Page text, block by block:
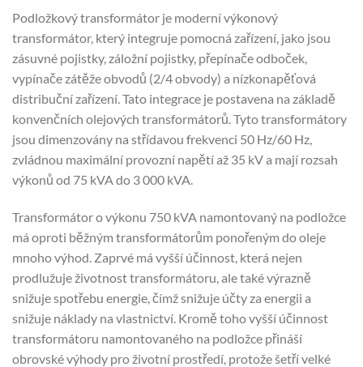
Podložkový transformátor je moderní výkonový
transformátor, který integruje pomocná zařízení, jako jsou
zásuvné pojistky, záložní pojistky, přepínače odboček,
vypínače zátěže obvodů (2/4 obvody) a nízkonapěťová
distribuční zařízení. Tato integrace je postavena na základě
konvenčních olejových transformátorů. Tyto transformátory
jsou dimenzovány na střídavou frekvenci 50 Hz/60 Hz,
zvládnou maximální provozní napětí až 35 kV a mají rozsah
výkonů od 75 kVA do 3 000 kVA.
Transformátor o výkonu 750 kVA namontovaný na podložce
má oproti běžným transformátorům ponořeným do oleje
mnoho výhod. Zaprvé má vyšší účinnost, která nejen
prodlužuje životnost transformátoru, ale také výrazně
snižuje spotřebu energie, čímž snižuje účty za energii a
snižuje náklady na vlastnictví. Kromě toho vyšší účinnost
transformátoru namontovaného na podložce přináší
obrovské výhody pro životní prostředí, protože šetří velké